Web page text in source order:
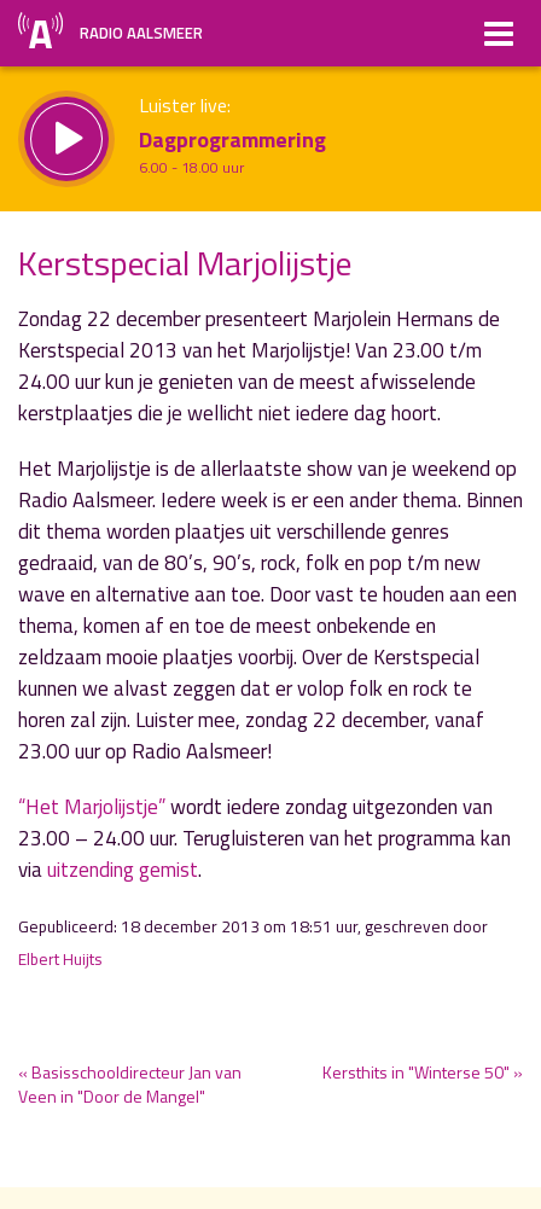
RADIO AALSMEER
Luister live:
Dagprogrammering
6.00 - 18.00 uur
Non-stop muziek
Inklappen
Kerstspecial Marjolijstje
Zondag 22 december presenteert Marjolein Hermans de
Kerstspecial 2013 van het Marjolijstje! Van 23.00 t/m
24.00 uur kun je genieten van de meest afwisselende
kerstplaatjes die je wellicht niet iedere dag hoort.
Het Marjolijstje is de allerlaatste show van je weekend op
Radio Aalsmeer. Iedere week is er een ander thema. Binnen
dit thema worden plaatjes uit verschillende genres
gedraaid, van de 80’s, 90’s, rock, folk en pop t/m new
wave en alternative aan toe. Door vast te houden aan een
thema, komen af en toe de meest onbekende en
zeldzaam mooie plaatjes voorbij. Over de Kerstspecial
kunnen we alvast zeggen dat er volop folk en rock te
horen zal zijn. Luister mee, zondag 22 december, vanaf
23.00 uur op Radio Aalsmeer!
“Het Marjolijstje”wordt iedere zondag uitgezonden van
23.00 – 24.00 uur. Terugluisteren van het programma kan
viauitzending gemist.
Gepubliceerd: 18 december 2013 om 18:51 uur, geschreven door
Elbert Huijts
« Basisschooldirecteur Jan van
Veen in "Door de Mangel"
Kersthits in "Winterse 50" »